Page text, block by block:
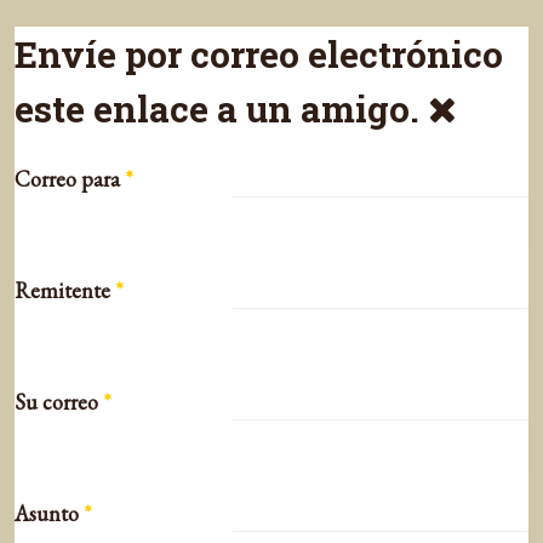
Envíe por correo electrónico
este enlace a un amigo.
Correo para*
Remitente *
Su correo *
Asunto *